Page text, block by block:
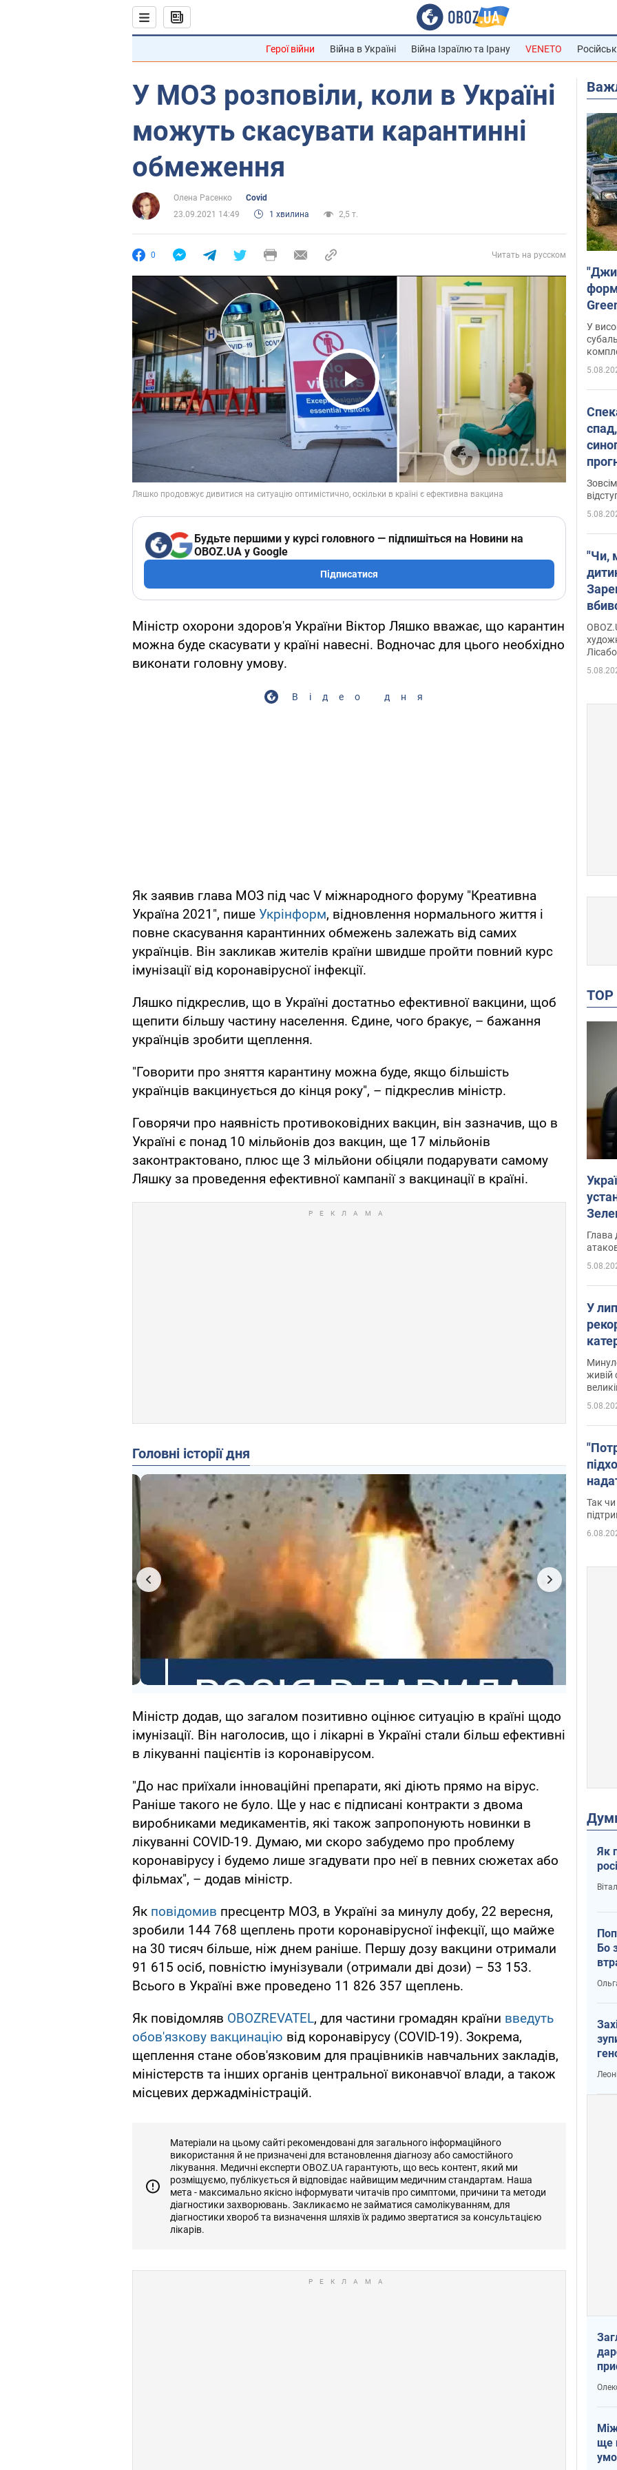
Герої війни Війна в Україні Війна Ізраїлю та Ірану VENETO
У МОЗ розповіли, коли в Україні
можуть скасувати карантинні
обмеження
Олена Расенко
Covid
23.09.2021 14:49
1 хвилина 2,5 т.
0 Читать на русском
Play Video
Будьте першими у курсі головного — підпишіться на Новини на
OBOZ.UA у Google
Підписатися
Міністр охорони здоров'я України Віктор Ляшко вважає, що карантин
можна буде скасувати у країні навесні. Водночас для цього необхідно
виконати головну умову.
Відео дня
Як заявив глава МОЗ під час V міжнародного форуму "Креативна
Україна 2021", пише Укрінформ, відновлення нормального життя і
повне скасування карантинних обмежень залежать від самих
українців. Він закликав жителів країни швидше пройти повний курс
імунізації від коронавірусної інфекції.
Ляшко підкреслив, що в Україні достатньо ефективної вакцини, щоб
щепити більшу частину населення. Єдине, чого бракує, – бажання
українців зробити щеплення.
"Говорити про зняття карантину можна буде, якщо більшість
українців вакцинується до кінця року", – підкреслив міністр.
Говорячи про наявність противоковідних вакцин, він зазначив, що в
Україні є понад 10 мільйонів доз вакцин, ще 17 мільйонів
законтрактовано, плюс ще 3 мільйони обіцяли подарувати самому
Ляшку за проведення ефективної кампанії з вакцинації в країні.
Головні історії дня
Міністр додав, що загалом позитивно оцінює ситуацію в країні щодо
імунізації. Він наголосив, що і лікарні в Україні стали більш ефективні
в лікуванні пацієнтів із коронавірусом.
"До нас приїхали інноваційні препарати, які діють прямо на вірус.
Раніше такого не було. Ще у нас є підписані контракти з двома
виробниками медикаментів, які також запропонують новинки в
лікуванні COVID-19. Думаю, ми скоро забудемо про проблему
коронавірусу і будемо лише згадувати про неї в певних сюжетах або
фільмах", – додав міністр.
Як повідомив пресцентр МОЗ, в Україні за минулу добу, 22 вересня,
зробили 144 768 щеплень проти коронавірусної інфекції, що майже
на 30 тисяч більше, ніж днем ​​раніше. Першу дозу вакцини отримали
91 615 осіб, повністю імунізували (отримали дві дози) – 53 153.
Всього в Україні вже проведено 11 826 357 щеплень.
Як повідомляв OBOZREVATEL, для частини громадян країни введуть
обов'язкову вакцинацію від коронавірусу (COVID-19). Зокрема,
щеплення стане обов'язковим для працівників навчальних закладів,
міністерств та інших органів центральної виконавчої влади, а також
місцевих держадміністрацій.
Матеріали на цьому сайті рекомендовані для загального інформаційного
використання й не призначені для встановлення діагнозу або самостійного
лікування. Медичні експерти OBOZ.UA гарантують, що весь контент, який ми
розміщуємо, публікується й відповідає найвищим медичним стандартам. Наша
мета - максимально якісно інформувати читачів про симптоми, причини та методи
діагностики захворювань. Закликаємо не займатися самолікуванням, для
діагностики хвороб та визначення шляхів їх радимо звертатися за консультацією
лікарів.
У
"Чи,
в
Глава
У
живій
Так чи
Як
Бо
ще